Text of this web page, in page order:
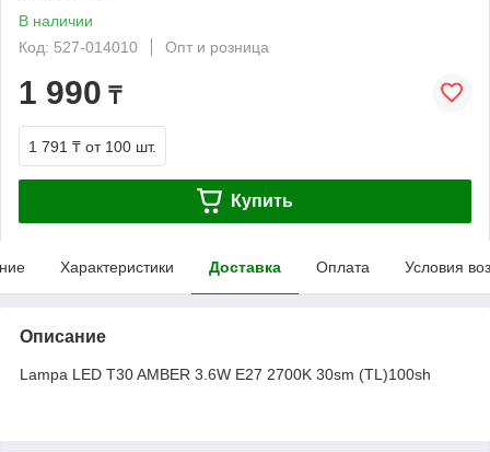
В наличии
Код: 527-014010
Опт и розница
1 990 ₸
1 791 ₸ от 100 шт.
Купить
Характеристики Доставка Оплата Условия
Описание
Lampa LED T30 AMBER 3.6W E27 2700K 30sm (TL)100sh